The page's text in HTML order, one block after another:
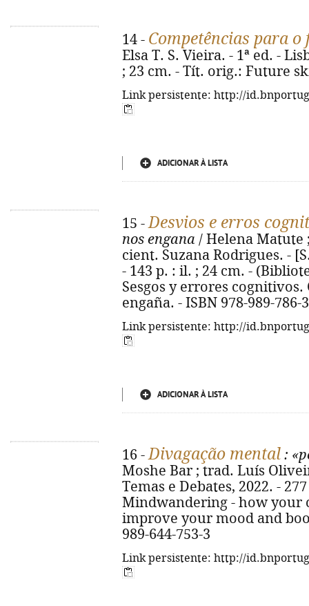
14 - Competências para
Elsa T. S. Vieira. - 1ª ed. -
; 23 cm. - Tít. orig.: Future
Link persistente: http://
ADICIONAR À LISTA
15 -Desvios e erros
nos engana / Helena Matute
cient. Suzana Rodrigues. -
- 143 p. : il. ; 24 cm. -
Sesgos y errores
engaña. - ISBN 978-989-786-
Link persistente: http://
ADICIONAR À LISTA
16 -Divagação mental :
Moshe Bar ; trad. Luís
Temas e Debates, 2022. -
Mindwandering - how your
improve your mood and
989-644-753-3
Link persistente: http://